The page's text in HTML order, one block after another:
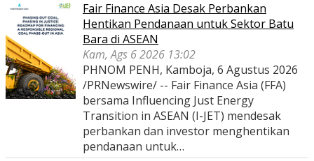
Fair Finance Asia Desak Perbankan
Hentikan Pendanaan untuk Sektor Batu
Bara di ASEAN
Kam, Ags 6 2026 13:02
PHNOM PENH, Kamboja, 6 Agustus 2026
/PRNewswire/ -- Fair Finance Asia (FFA)
bersama Influencing Just Energy
Transition in ASEAN (I-JET) mendesak
perbankan dan investor menghentikan
pendanaan untuk…